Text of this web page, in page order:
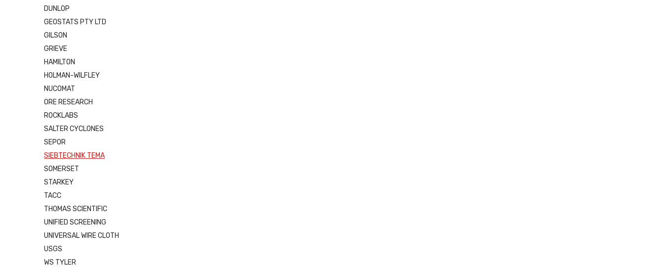
DUNLOP
GEOSTATS PTY LTD
GILSON
GRIEVE
HAMILTON
HOLMAN-WILFLEY
NUCOMAT
ORE RESEARCH
ROCKLABS
SALTER CYCLONES
SEPOR
SIEBTECHNIK TEMA
SOMERSET
STARKEY
TACC
THOMAS SCIENTIFIC
UNIFIED SCREENING
UNIVERSAL WIRE CLOTH
USGS
WS TYLER